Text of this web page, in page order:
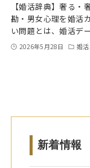
【婚活辞典】奢る
勘・男女心理を婚活
い問題とは、婚活デ
2026年5月28日 婚
新着情報